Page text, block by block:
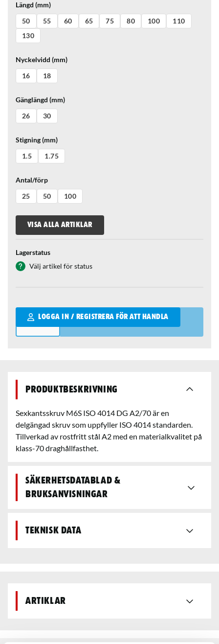
Längd (mm)
50
55 60 65 75 80 100
110
130
Nyckelvidd (mm)
16
18
Gänglängd (mm)
26
30
Stigning (mm)
1.5
1.75
Antal/förp
25
50 100
VISA ALLA ARTIKLAR
Lagerstatus
Välj artikel för status
LOGGA IN / REGISTRERA FÖR ATT HANDLA
Qantity
Produktbeskrivning
Sexkantsskruv M6S ISO 4014 DG A2/70 är en
delgängad skruv som uppfyller ISO 4014 standarden.
Tillverkad av rostfritt stål A2 med en materialkvalitet på
klass-70 draghållfasthet.
Säkerhetsdatablad &
bruksanvisningar
Teknisk data
Artiklar